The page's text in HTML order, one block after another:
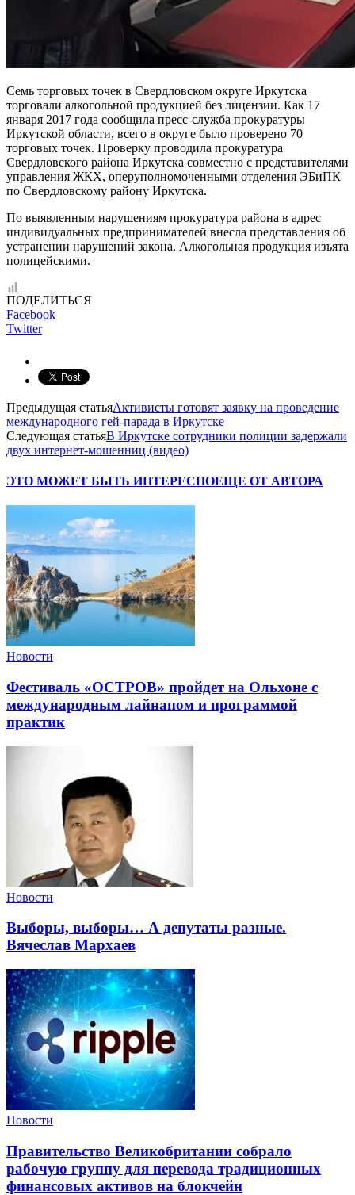
Семь торговых точек в Свердловском округе Иркутска
торговали алкогольной продукцией без лицензии. Как 17
января 2017 года сообщила пресс-служба прокуратуры
Иркутской области, всего в округе было проверено 70
торговых точек. Проверку проводила прокуратура
Свердловского района Иркутска совместно с представителями
управления ЖКХ, оперуполномоченными отделения ЭБиПК
по Свердловскому району Иркутска.
По выявленным нарушениям прокуратура района в адрес
индивидуальных предпринимателей внесла представления об
устранении нарушений закона. Алкогольная продукция изъята
полицейскими.
ПОДЕЛИТЬСЯ
Facebook
Twitter
Предыдущая статьяАктивисты готовят заявку на проведение
международного гей-парада в Иркутске
Следующая статьяВ Иркутске сотрудники полиции задержали
двух интернет-мошенниц (видео)
ЭТО МОЖЕТ БЫТЬ ИНТЕРЕСНОЕЩЕ ОТ АВТОРА
Новости
Фестиваль «ОСТРОВ» пройдет на Ольхоне с
международным лайнапом и программой
практик
Новости
Выборы, выборы… А депутаты разные.
Вячеслав Мархаев
Новости
Правительство Великобритании собрало
рабочую группу для перевода традиционных
финансовых активов на блокчейн